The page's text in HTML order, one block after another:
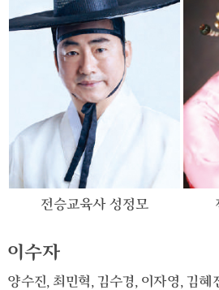
전승교육사 성정모
이수자
양수진, 최민혁, 김수경, 이자영, 김혜